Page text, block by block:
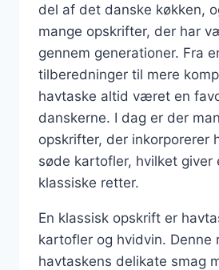
del af det danske køkken,
mange opskrifter, der har
gennem generationer. Fra
tilberedninger til mere
havtaske altid været en
danskerne. I dag er der
opskrifter, der inkorporerer
søde kartofler, hvilket giver
klassiske retter.
En klassisk opskrift er
kartofler og hvidvin. Denne
havtaskens delikate smag